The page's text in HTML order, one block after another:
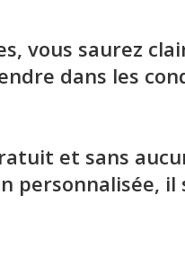
vous saurez
dans les
et sans
personnalisée,